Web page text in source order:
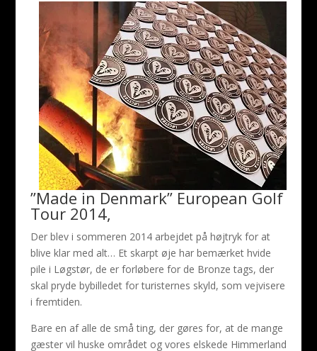
”Made in Denmark” European Golf
Tour 2014,
Der blev i sommeren 2014 arbejdet på højtryk for at
blive klar med alt… Et skarpt øje har bemærket hvide
pile i Løgstør, de er forløbere for de Bronze tags, der
skal pryde bybilledet for turisternes skyld, som vejvisere
i fremtiden.
Bare en af alle de små ting, der gøres for, at de mange
gæster vil huske området og vores elskede Himmerland